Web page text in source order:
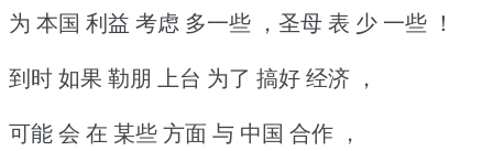
为 本国 利益 考虑 多一些 ，圣母 表 少 一些 ！
到时 如果 勒朋 上台 为了 搞好 经济 ，
可能 会 在 某些 方面 与 中国 合作 ，